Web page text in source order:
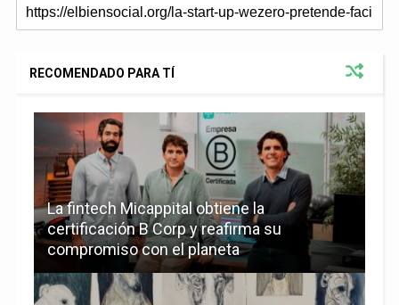
RECOMENDADO PARA TÍ
La fintech Micappital obtiene la
certificación B Corp y reafirma su
compromiso con el planeta